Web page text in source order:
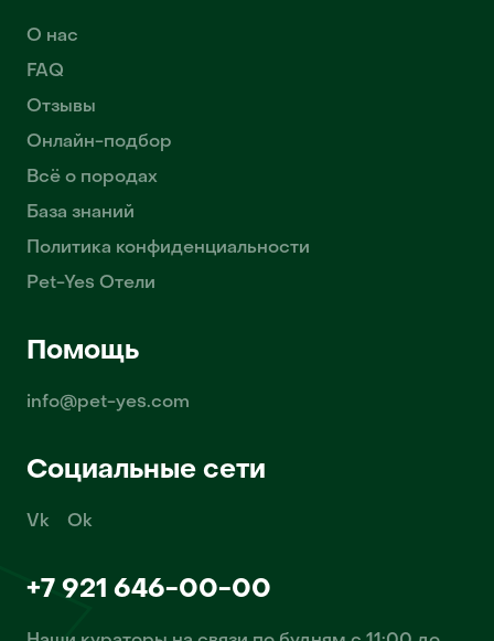
О нас
FAQ
Отзывы
Онлайн-подбор
Всё о породах
База знаний
Политика конфиденциальности
Pet-Yes Отели
Помощь
info@pet-yes.com
Социальные сети
Vk Ok
+7 921 646-00-00